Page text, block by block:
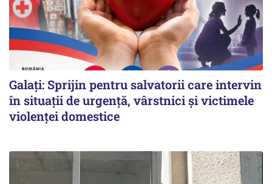
Galați: Sprijin pentru salvatorii care intervin
în situații de urgență, vârstnici și victimele
violenței domestice